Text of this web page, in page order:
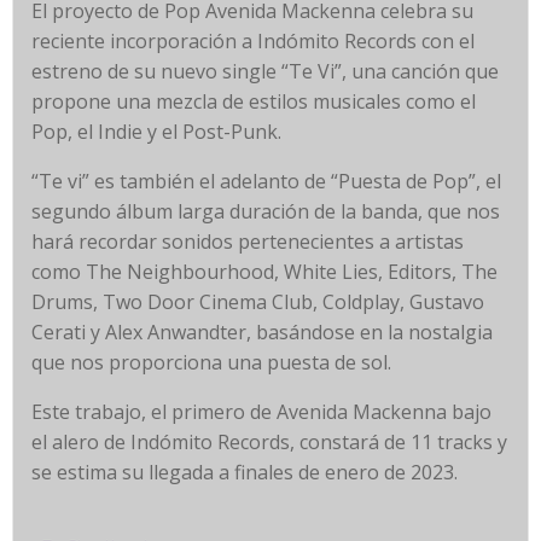
El proyecto de Pop Avenida Mackenna celebra su
reciente incorporación a Indómito Records con el
estreno de su nuevo single “Te Vi”, una canción que
propone una mezcla de estilos musicales como el
Pop, el Indie y el Post-Punk.
“Te vi” es también el adelanto de “Puesta de Pop”, el
segundo álbum larga duración de la banda, que nos
hará recordar sonidos pertenecientes a artistas
como The Neighbourhood, White Lies, Editors, The
Drums, Two Door Cinema Club, Coldplay, Gustavo
Cerati y Alex Anwandter, basándose en la nostalgia
que nos proporciona una puesta de sol.
Este trabajo, el primero de Avenida Mackenna bajo
el alero de Indómito Records, constará de 11 tracks y
se estima su llegada a finales de enero de 2023.